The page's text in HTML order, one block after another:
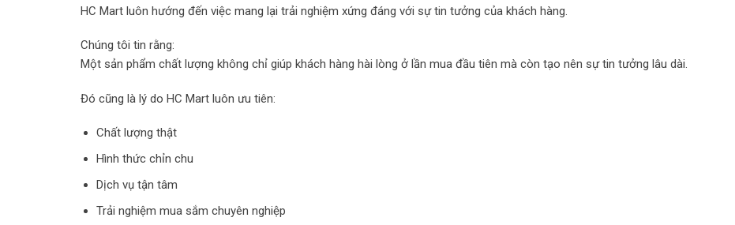
HC Mart luôn hướng đến việc mang lại trải nghiệm xứng đáng với sự tin tưởng của khách hàng.
Chúng tôi tin rằng:
Một sản phẩm chất lượng không chỉ giúp khách hàng hài lòng ở lần mua đầu tiên mà còn tạo nên sự tin tưởng lâu dài.
Đó cũng là lý do HC Mart luôn ưu tiên:
Chất lượng thật
Hình thức chỉn chu
Dịch vụ tận tâm
Trải nghiệm mua sắm chuyên nghiệp